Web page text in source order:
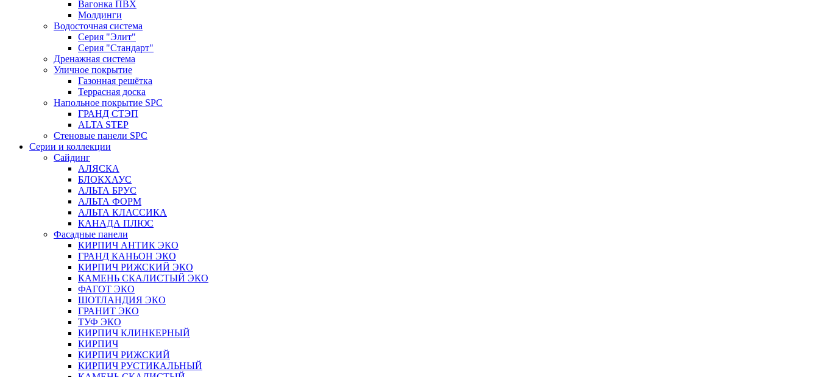
Вагонка ПВХ
Молдинги
Водосточная система
Серия "Элит"
Серия "Стандарт"
Дренажная система
Уличное покрытие
Газонная решётка
Террасная доска
Напольное покрытие SPC
ГРАНД СТЭП
ALTA STEP
Стеновые панели SPC
Серии и коллекции
Сайдинг
АЛЯСКА
БЛОКХАУС
АЛЬТА БРУС
АЛЬТА ФОРМ
АЛЬТА КЛАССИКА
КАНАДА ПЛЮС
Фасадные панели
КИРПИЧ АНТИК ЭКО
ГРАНД КАНЬОН ЭКО
КИРПИЧ РИЖСКИЙ ЭКО
КАМЕНЬ СКАЛИСТЫЙ ЭКО
ФАГОТ ЭКО
ШОТЛАНДИЯ ЭКО
ГРАНИТ ЭКО
ТУФ ЭКО
КИРПИЧ КЛИНКЕРНЫЙ
КИРПИЧ
КИРПИЧ РИЖСКИЙ
КИРПИЧ РУСТИКАЛЬНЫЙ